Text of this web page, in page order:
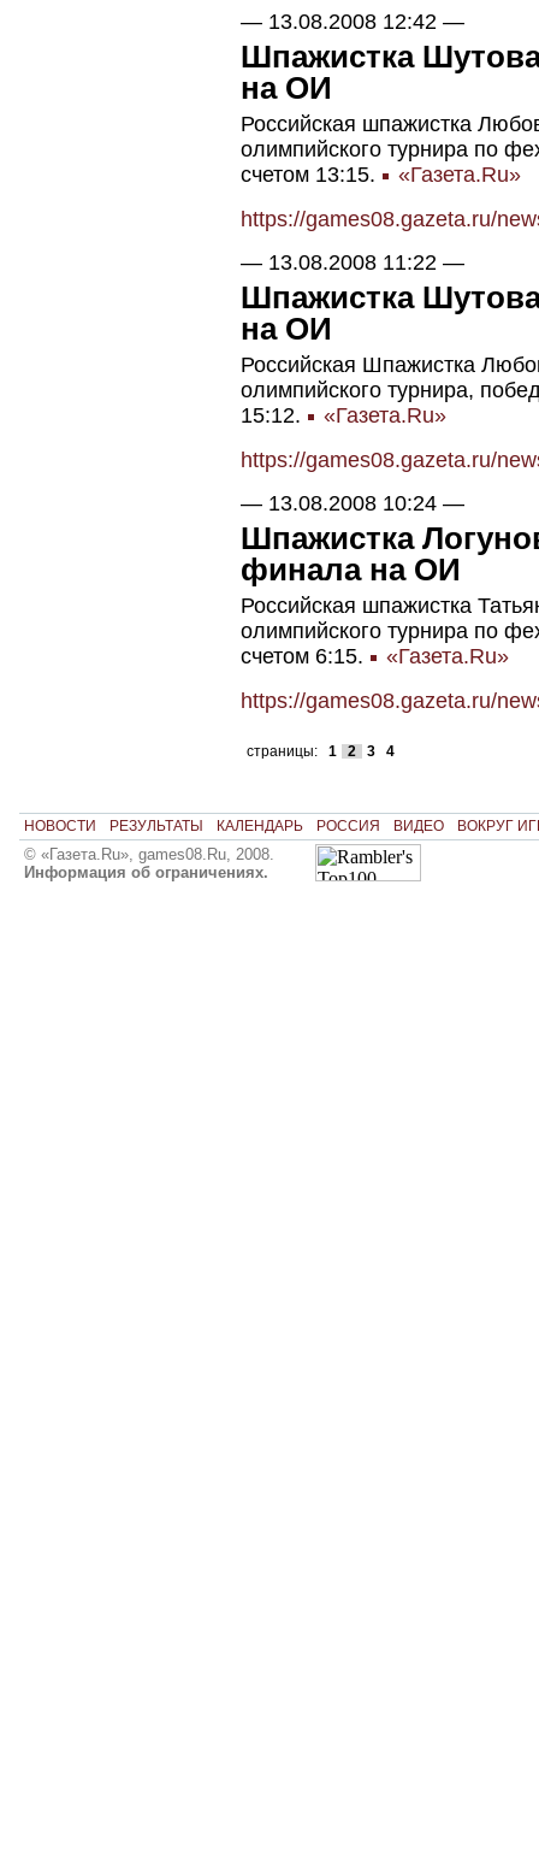
— 13.08.2008 12:42 —
Шпажистка
на ОИ
Российская шпажистка
олимпийского турнира по
счетом 13:15.
«Газета.Ru»
https://games08.gazeta.ru/
— 13.08.2008 11:22 —
Шпажистка
на ОИ
Российская Шпажистка
олимпийского турнира,
15:12.
«Газета.Ru»
https://games08.gazeta.ru/
— 13.08.2008 10:24 —
Шпажистка
финала на ОИ
Российская шпажистка
олимпийского турнира по
счетом 6:15.
«Газета.Ru»
https://games08.gazeta.ru/
страницы: 1 2 3 4
НОВОСТИ РЕЗУЛЬТАТЫ КАЛЕНДАРЬ РОССИЯ ВИДЕО ВОКРУГ
© «Газета.Ru», games08.Ru, 2008.
Информация об ограничениях.